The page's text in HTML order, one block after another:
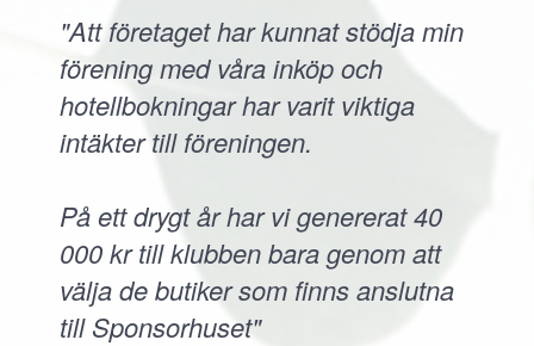
"Att företaget har kunnat stödja min
förening med våra inköp och
hotellbokningar har varit viktiga
intäkter till föreningen.
På ett drygt år har vi genererat 40
000 kr till klubben bara genom att
välja de butiker som finns anslutna
till Sponsorhuset"